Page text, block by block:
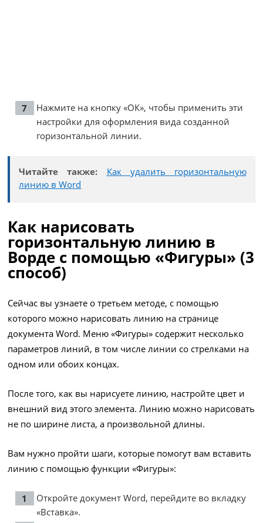
Нажмите на кнопку «ОК», чтобы применить эти
настройки для оформления вида созданной
горизонтальной линии.
Читайте также:
Как удалить горизонтальную
линию в Word
Как нарисовать
горизонтальную линию в
Ворде с помощью «Фигуры» (3
способ)
Сейчас вы узнаете о третьем методе, с помощью
которого можно нарисовать линию на странице
документа Word. Меню «Фигуры» содержит несколько
параметров линий, в том числе линии со стрелками на
одном или обоих концах.
После того, как вы нарисуете линию, настройте цвет и
внешний вид этого элемента. Линию можно нарисовать
не по ширине листа, а произвольной длины.
Вам нужно пройти шаги, которые помогут вам вставить
линию с помощью функции «Фигуры»:
Откройте документ Word, перейдите во вкладку
«Вставка».